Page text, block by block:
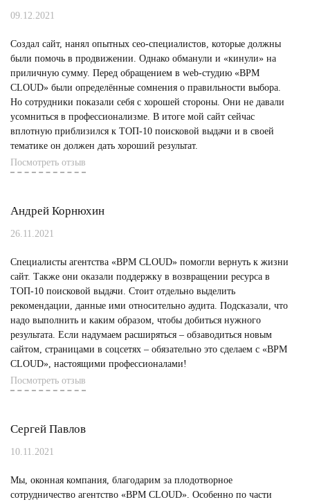
09.12.2021
Создал сайт, нанял опытных сео-специалистов, которые должны
были помочь в продвижении. Однако обманули и «кинули» на
приличную сумму. Перед обращением в web-студию «BPM
CLOUD» были определённые сомнения о правильности выбора.
Но сотрудники показали себя с хорошей стороны. Они не давали
усомниться в профессионализме. В итоге мой сайт сейчас
вплотную приблизился к ТОП-10 поисковой выдачи и в своей
тематике он должен дать хороший результат.
Посмотреть отзыв
Андрей Корнюхин
26.11.2021
Специалисты агентства «BPM CLOUD» помогли вернуть к жизни
сайт. Также они оказали поддержку в возвращении ресурса в
ТОП-10 поисковой выдачи. Стоит отдельно выделить
рекомендации, данные ими относительно аудита. Подсказали, что
надо выполнить и каким образом, чтобы добиться нужного
результата. Если надумаем расширяться – обзаводиться новым
сайтом, страницами в соцсетях – обязательно это сделаем с «BPM
CLOUD», настоящими профессионалами!
Посмотреть отзыв
Сергей Павлов
10.11.2021
Мы, оконная компания, благодарим за плодотворное
сотрудничество агентство «BPM CLOUD». Особенно по части